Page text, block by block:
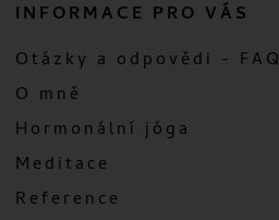
INFORMACE PRO VÁS
Otázky a odpovědi - FAQ
O mně
Hormonální jóga
Meditace
Reference